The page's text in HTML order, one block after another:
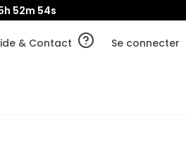
52m 53s
& Contact Se connecter